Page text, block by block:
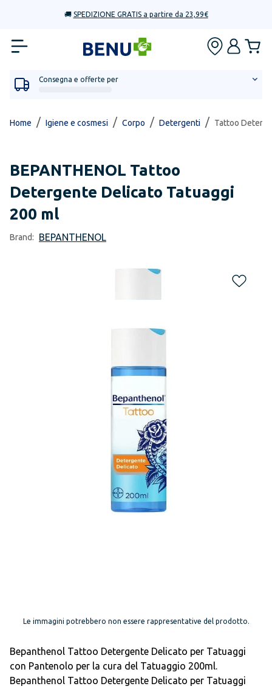
🚚 SPEDIZIONE GRATIS a partire da 23,99€
Consegna e offerte per
Home / Igiene e cosmesi / Corpo / Detergenti / Tattoo
BEPANTHENOL Tattoo
Detergente Delicato Tatuaggi
200 ml
Brand: BEPANTHENOL
Le immagini potrebbero non essere rappresentative del prodotto.
Bepanthenol Tattoo Detergente Delicato per Tatuaggi
con Pantenolo per la cura del Tatuaggio 200ml.
Bepanthenol Tattoo Detergente Delicato per Tatuaggi